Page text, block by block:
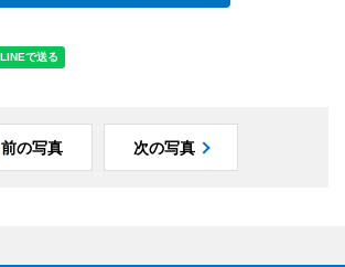
前の写真 次の写真